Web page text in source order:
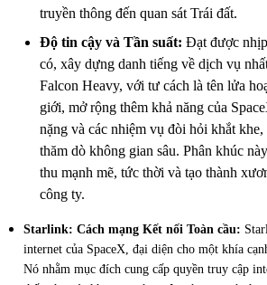
truyền thông đến quan sát Trái đất.
Độ tin cậy và Tần suất: Đạt được
có, xây dựng danh tiếng về dịch vụ
Falcon Heavy, với tư cách là tên lửa
giới, mở rộng thêm khả năng của
nặng và các nhiệm vụ đòi hỏi khắt khe,
thăm dò không gian sâu. Phân khúc
thu mạnh mẽ, tức thời và tạo thành
công ty.
Starlink: Cách mạng Kết nối Toàn cầu:
internet của SpaceX, đại diện cho một khía
Nó nhằm mục đích cung cấp quyền truy cập